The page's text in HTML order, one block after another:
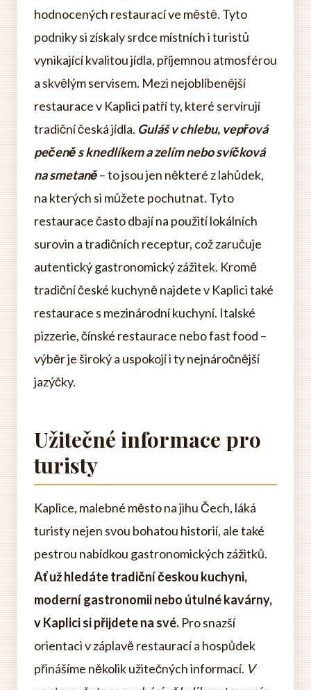
hodnocených restaurací ve městě. Tyto
podniky si získaly srdce místních i turistů
vynikající kvalitou jídla, příjemnou atmosférou
a skvělým servisem. Mezi nejoblíbenější
restaurace v Kaplici patří ty, které servírují
tradiční česká jídla. Guláš v chlebu, vepřová
pečeně s knedlíkem a zelím nebo svíčková
na smetaně– to jsou jen některé z lahůdek,
na kterých si můžete pochutnat. Tyto
restaurace často dbají na použití lokálních
surovin a tradičních receptur, což zaručuje
autentický gastronomický zážitek. Kromě
tradiční české kuchyně najdete v Kaplici také
restaurace s mezinárodní kuchyní. Italské
pizzerie, čínské restaurace nebo fast food –
výběr je široký a uspokojí i ty nejnáročnější
jazýčky.
Užitečné informace pro
turisty
Kaplice, malebné město na jihu Čech, láká
turisty nejen svou bohatou historií, ale také
pestrou nabídkou gastronomických zážitků.
Ať už hledáte tradiční českou kuchyni,
moderní gastronomii nebo útulné kavárny,
v Kaplici si přijdete na své. Pro snazší
orientaci v záplavě restaurací a hospůdek
přinášíme několik užitečných informací. V